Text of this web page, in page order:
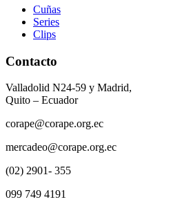
Cuñas
Series
Clips
Contacto
Valladolid N24-59 y Madrid,
Quito – Ecuador
corape@corape.org.ec
mercadeo@corape.org.ec
(02) 2901- 355
099 749 4191